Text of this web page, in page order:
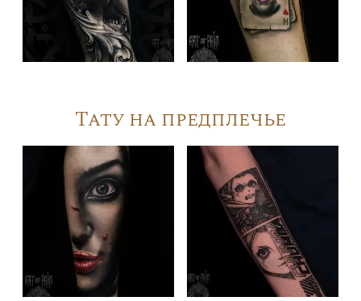
Тату на предплечье